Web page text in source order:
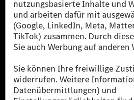
[2] Renewable Charging ist ein integraler
Public in Europa, den USA, Kanada und
Ladestation noch kein Strom aus
verwendet Renewable Charging
sicher, dass für Ladevorgänge über
Strommenge aus erneuerbaren Energien ins
als sechs Jahre sind.
* Inkl. EKOenergy Ökolabel
* Die angegebenen Werte wurden nach dem
Messverfahren WLTP (Worldwide